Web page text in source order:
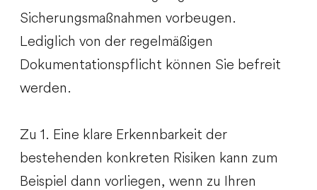
Sicherungsmaßnahmen vorbeugen.
Lediglich von der regelmäßigen
Dokumentationspflicht können Sie befreit
werden.
Zu 1. Eine klare Erkennbarkeit der
bestehenden konkreten Risiken kann zum
Beispiel dann vorliegen, wenn zu Ihren